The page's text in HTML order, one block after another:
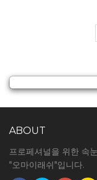
ABOUT
프로페셔널을 위한 속
"오마이래쉬"입니다.